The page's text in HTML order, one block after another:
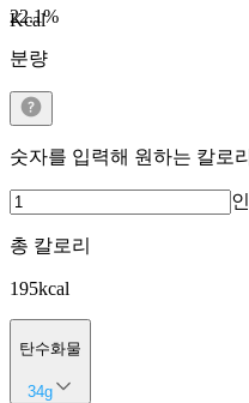
Kcal
22.1%
분량
숫자를 입력해 원하는 칼로
총 칼로리
195kcal
탄수화물
34g